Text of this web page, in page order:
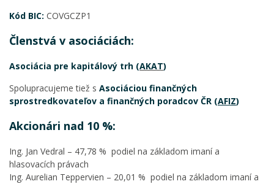
Kód BIC: COVGCZP1
Členstvá v asociáciách:
Asociácia pre kapitálový trh (AKAT)
Spolupracujeme tiež s Asociáciou finančných
sprostredkovateľov a finančných poradcov ČR (AFIZ)
Akcionári nad 10 %:
Ing. Jan Vedral – 47,78 % podiel na základom imaní a
hlasovacích právach
Ing. Aurelian Teppervien – 20,01 % podiel na základom imaní a